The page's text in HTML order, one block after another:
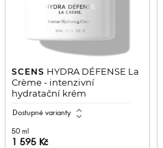
SCENS HYDRA DÉFENSE La
Crème - intenzivní
hydratační krém
Dostupné varianty expand_all
50 ml
1 595 Kč